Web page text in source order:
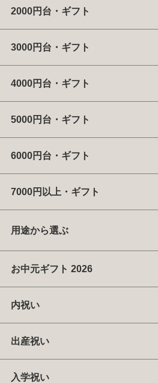
2000円台・ギフト
3000円台・ギフト
4000円台・ギフト
5000円台・ギフト
6000円台・ギフト
7000円以上・ギフト
用途から選ぶ
お中元ギフト 2026
内祝い
出産祝い
入学祝い